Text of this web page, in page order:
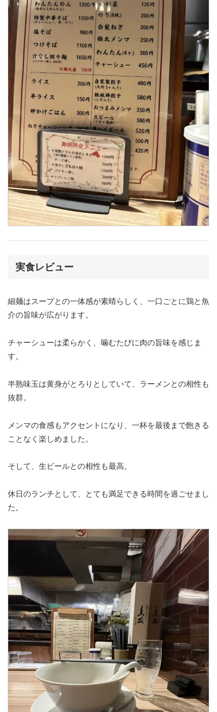
実食レビュー
細麺はスープとの一体感が素晴らしく、一口ごとに鶏と魚
介の旨味が広がります。
チャーシューは柔らかく、噛むたびに肉の旨味を感じま
す。
半熟味玉は黄身がとろりとしていて、ラーメンとの相性も
抜群。
メンマの食感もアクセントになり、一杯を最後まで飽きる
ことなく楽しめました。
そして、生ビールとの相性も最高。
休日のランチとして、とても満足できる時間を過ごせまし
た。